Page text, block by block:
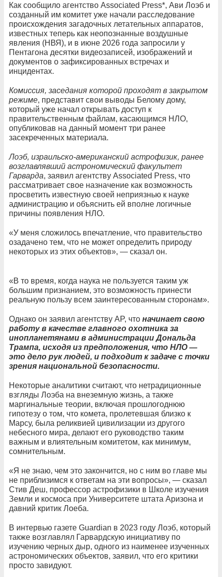
Как сообщило агентство Associated Press*, Ави Лоэб и
созданный им комитет уже начали расследование
происхождения загадочных летательных аппаратов,
известных теперь как неопознанные воздушные
явления (НВЯ), и в июне 2026 года запросили у
Пентагона десятки видеозаписей, изображений и
документов о зафиксированных встречах и
инцидентах.
Комиссия, заседания которой проходят в закрытом
режиме, представит свои выводы Белому дому,
который уже начал открывать доступ к
правительственным файлам, касающимся НЛО,
опубликовав на данный момент три ранее
засекреченных материала.
Лоэб, израильско-американский астрофизик, ранее
возглавлявший астрономический факультет
Гарварда, заявил агентству Associated Press, что
рассматривает свое назначение как возможность
просветить известную своей неприязнью к науке
администрацию и объяснить ей вполне логичные
причины появления НЛО.
«У меня сложилось впечатление, что правительство
озадачено тем, что не может определить природу
некоторых из этих объектов», — сказал он.
«В то время, когда наука не пользуется таким уж
большим признанием, это возможность принести
реальную пользу всем заинтересованным сторонам».
Однако он заявил агентству AP, что начинает свою
работу в качестве главного охотника за
инопланетянами в администрации Дональда
Трампа, исходя из предположения, что НЛО —
это дело рук людей, и подходит к задаче с точки
зрения национальной безопасности.
Некоторые аналитики считают, что нетрадиционные
взгляды Лоэба на внеземную жизнь, а также
маргинальные теории, включая прошлогоднюю
гипотезу о том, что комета, пролетевшая близко к
Марсу, была реликвией цивилизации из другого
небесного мира, делают его руководство таким
важным и влиятельным комитетом, как минимум,
сомнительным.
«Я не знаю, чем это закончится, но с ним во главе мы
не приблизимся к ответам на эти вопросы», — сказал
Стив Деш, профессор астрофизики в Школе изучения
Земли и космоса при Университете штата Аризона и
давний критик Лоеба.
В интервью газете Guardian в 2023 году Лоэб, который
также возглавлял Гарвардскую инициативу по
изучению черных дыр, одного из наименее изученных
астрономических объектов, заявил, что его критики
просто завидуют.